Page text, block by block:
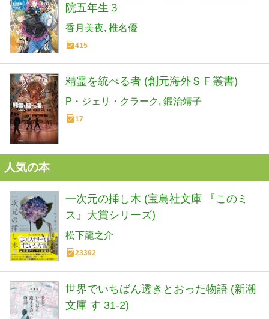
院五年生３
香月美夜 椎名優
415
精霊を統べる者 (創元海外ＳＦ叢書)
P・ジェリ・クラーク 鍛治靖子
17
人気の本
一次元の挿し木 (宝島社文庫 『このミ
ス』大賞シリーズ)
松下龍之介
23392
世界でいちばん透きとおった物語 (新潮
文庫 す 31-2)